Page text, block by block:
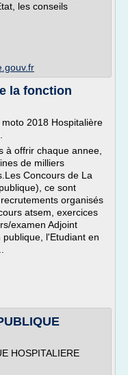
les conseils
la fonction
2018 Hospitalière
à offrir chaque annee,
de milliers
Concours de La
ce sont
organisés
atsem, exercices
examen Adjoint
l'Etudiant en
HOSPITALIERE